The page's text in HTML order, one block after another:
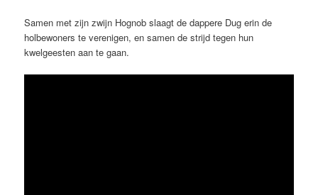
Samen met zijn zwijn Hognob slaagt de dappere Dug erin de
holbewoners te verenigen, en samen de strijd tegen hun
kwelgeesten aan te gaan.